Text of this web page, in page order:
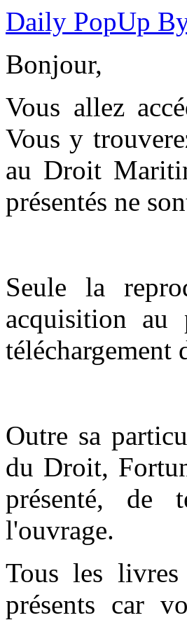
Daily PopUp
Bonjour,
Vous allez
Vous y
au Droit
présentés ne
Seule la
acquisition au
téléchargement
Outre sa
du Droit,
présenté, de
l'ouvrage.
Tous les
présents car